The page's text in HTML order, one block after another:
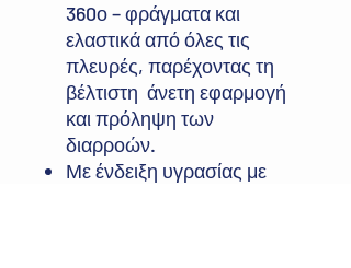
360ο – φράγματα και
ελαστικά από όλες τις
πλευρές, παρέχοντας τη
βέλτιστη άνετη εφαρμογή
και πρόληψη των
διαρροών.
Με ένδειξη υγρασίας με